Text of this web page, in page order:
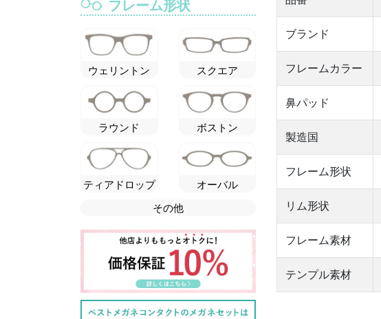
ブランド
フレームカラー
鼻パッド
製造国
フレーム形状
リム形状
フレーム素材
テンプル素材
フレーム形状
ウェリントン スクエア
ラウンド ボストン
ティアドロップ
オーバル
その他